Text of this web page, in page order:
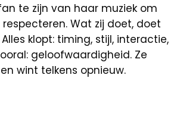
te zijn van haar muziek om
Wat zij doet, doet
klopt: timing, stijl, interactie,
geloofwaardigheid. Ze
wint telkens opnieuw.